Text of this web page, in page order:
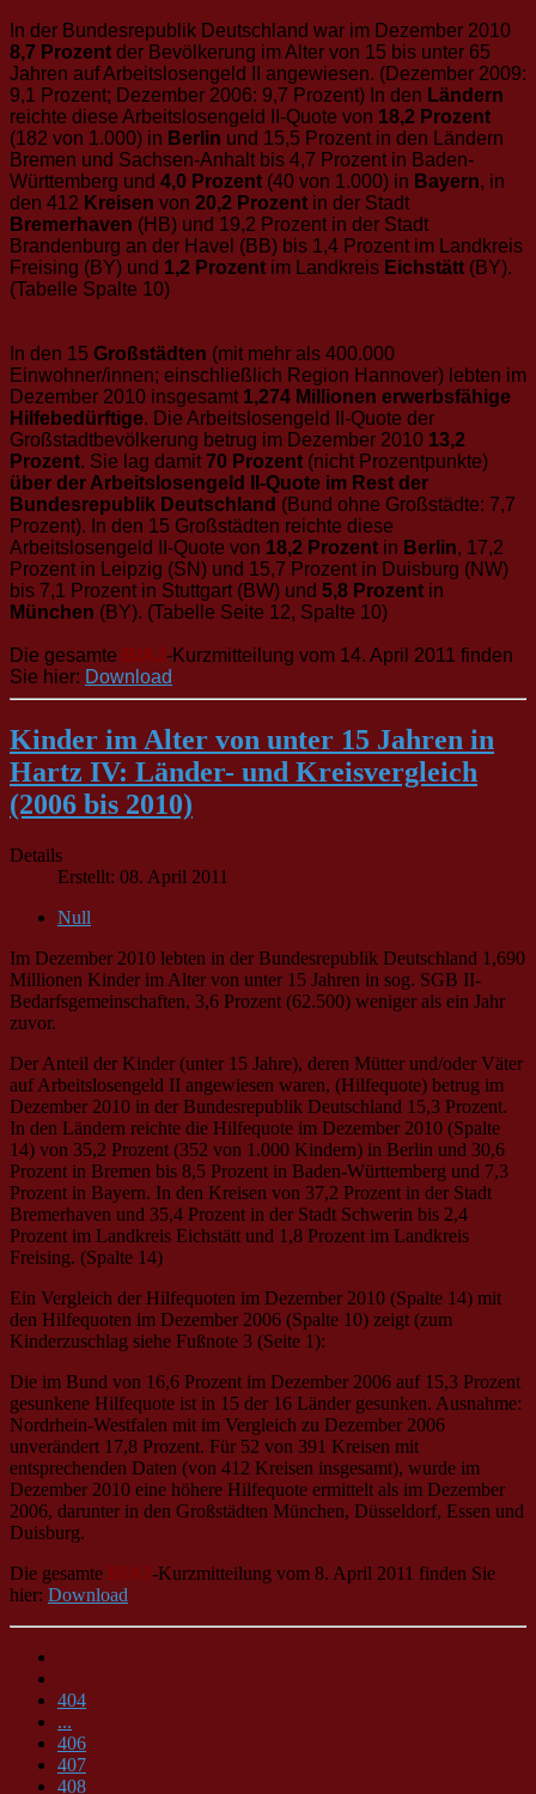
In der Bundesrepublik Deutschland war im Dezember 2010
8,7 Prozent der Bevölkerung im Alter von 15 bis unter 65
Jahren auf Arbeitslosengeld II angewiesen. (Dezember 2009:
9,1 Prozent; Dezember 2006: 9,7 Prozent) In den Ländern
reichte diese Arbeitslosengeld II-Quote von 18,2 Prozent
(182 von 1.000) in Berlin und 15,5 Prozent in den Ländern
Bremen und Sachsen-Anhalt bis 4,7 Prozent in Baden-
Württemberg und 4,0 Prozent (40 von 1.000) in Bayern, in
den 412 Kreisen von 20,2 Prozent in der Stadt
Bremerhaven (HB) und 19,2 Prozent in der Stadt
Brandenburg an der Havel (BB) bis 1,4 Prozent im Landkreis
Freising (BY) und 1,2 Prozent im Landkreis Eichstätt (BY).
(Tabelle Spalte 10)
In den 15 Großstädten (mit mehr als 400.000
Einwohner/innen; einschließlich Region Hannover) lebten im
Dezember 2010 insgesamt 1,274 Millionen erwerbsfähige
Hilfebedürftige. Die Arbeitslosengeld II-Quote der
Großstadtbevölkerung betrug im Dezember 2010 13,2
Prozent. Sie lag damit 70 Prozent (nicht Prozentpunkte)
über der Arbeitslosengeld II-Quote im Rest der
Bundesrepublik Deutschland (Bund ohne Großstädte: 7,7
Prozent). In den 15 Großstädten reichte diese
Arbeitslosengeld II-Quote von 18,2 Prozent in Berlin, 17,2
Prozent in Leipzig (SN) und 15,7 Prozent in Duisburg (NW)
bis 7,1 Prozent in Stuttgart (BW) und 5,8 Prozent in
München (BY). (Tabelle Seite 12, Spalte 10)
Die gesamte BIAJ -Kurzmitteilung vom 14. April 2011 finden
Sie hier: Download
Kinder im Alter von unter 15 Jahren in
Hartz IV: Länder- und Kreisvergleich
(2006 bis 2010)
Details
Erstellt: 08. April 2011
Null
Im Dezember 2010 lebten in der Bundesrepublik Deutschland 1,690
Millionen Kinder im Alter von unter 15 Jahren in sog. SGB II-
Bedarfsgemeinschaften, 3,6 Prozent (62.500) weniger als ein Jahr
zuvor.
Der Anteil der Kinder (unter 15 Jahre), deren Mütter und/oder Väter
auf Arbeitslosengeld II angewiesen waren, (Hilfequote) betrug im
Dezember 2010 in der Bundesrepublik Deutschland 15,3 Prozent.
In den Ländern reichte die Hilfequote im Dezember 2010 (Spalte
14) von 35,2 Prozent (352 von 1.000 Kindern) in Berlin und 30,6
Prozent in Bremen bis 8,5 Prozent in Baden-Württemberg und 7,3
Prozent in Bayern. In den Kreisen von 37,2 Prozent in der Stadt
Bremerhaven und 35,4 Prozent in der Stadt Schwerin bis 2,4
Prozent im Landkreis Eichstätt und 1,8 Prozent im Landkreis
Freising. (Spalte 14)
Ein Vergleich der Hilfequoten im Dezember 2010 (Spalte 14) mit
den Hilfequoten im Dezember 2006 (Spalte 10) zeigt (zum
Kinderzuschlag siehe Fußnote 3 (Seite 1):
Die im Bund von 16,6 Prozent im Dezember 2006 auf 15,3 Prozent
gesunkene Hilfequote ist in 15 der 16 Länder gesunken. Ausnahme:
Nordrhein-Westfalen mit im Vergleich zu Dezember 2006
unverändert 17,8 Prozent. Für 52 von 391 Kreisen mit
entsprechenden Daten (von 412 Kreisen insgesamt), wurde im
Dezember 2010 eine höhere Hilfequote ermittelt als im Dezember
2006, darunter in den Großstädten München, Düsseldorf, Essen und
Duisburg.
Die gesamte BIAJ-Kurzmitteilung vom 8. April 2011 finden Sie
hier: Download
404
...
406
407
408